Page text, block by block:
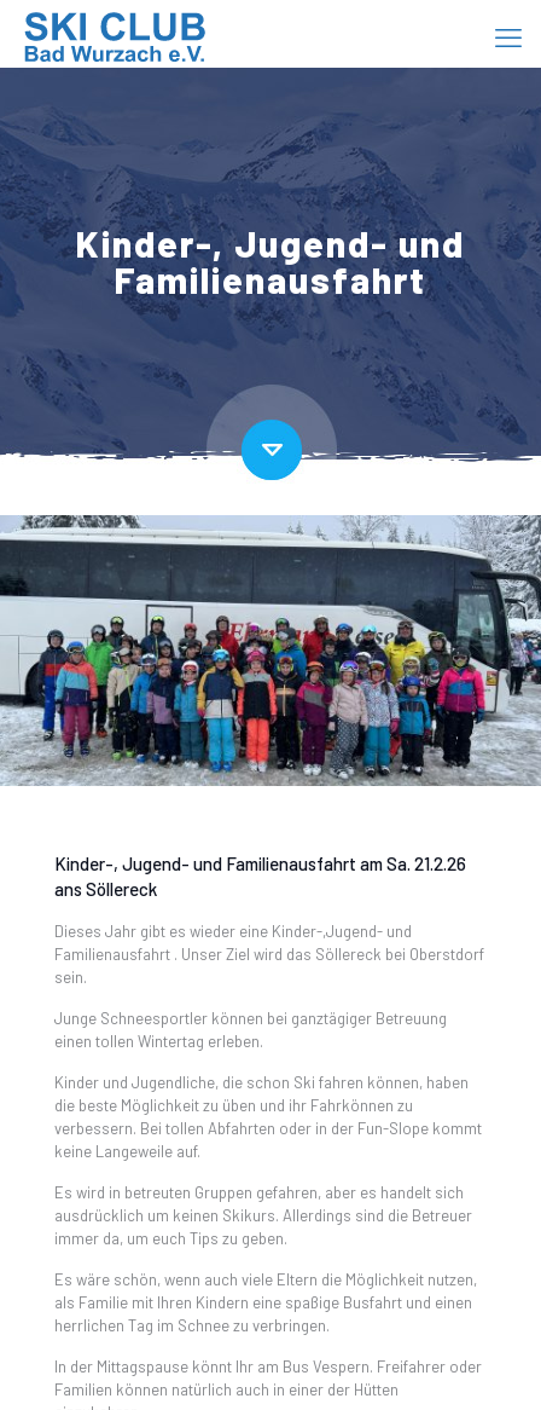
Kinder-, Jugend- und
Familienausfahrt
Kinder-, Jugend- und Familienausfahrt am Sa. 21.2.26
ans Söllereck
Dieses Jahr gibt es wieder eine Kinder-,Jugend- und
Familienausfahrt . Unser Ziel wird das Söllereck bei Oberstdorf
sein.
Junge Schneesportler können bei ganztägiger Betreuung
einen tollen Wintertag erleben.
Kinder und Jugendliche, die schon Ski fahren können, haben
die beste Möglichkeit zu üben und ihr Fahrkönnen zu
verbessern. Bei tollen Abfahrten oder in der Fun-Slope kommt
keine Langeweile auf.
Es wird in betreuten Gruppen gefahren, aber es handelt sich
ausdrücklich um keinen Skikurs. Allerdings sind die Betreuer
immer da, um euch Tips zu geben.
Es wäre schön, wenn auch viele Eltern die Möglichkeit nutzen,
als Familie mit Ihren Kindern eine spaßige Busfahrt und einen
herrlichen Tag im Schnee zu verbringen.
In der Mittagspause könnt Ihr am Bus Vespern. Freifahrer oder
Familien können natürlich auch in einer der Hütten